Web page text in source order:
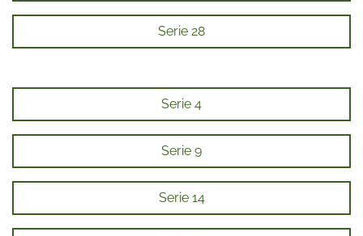
Serie 28
Serie 4
Serie 9
Serie 14